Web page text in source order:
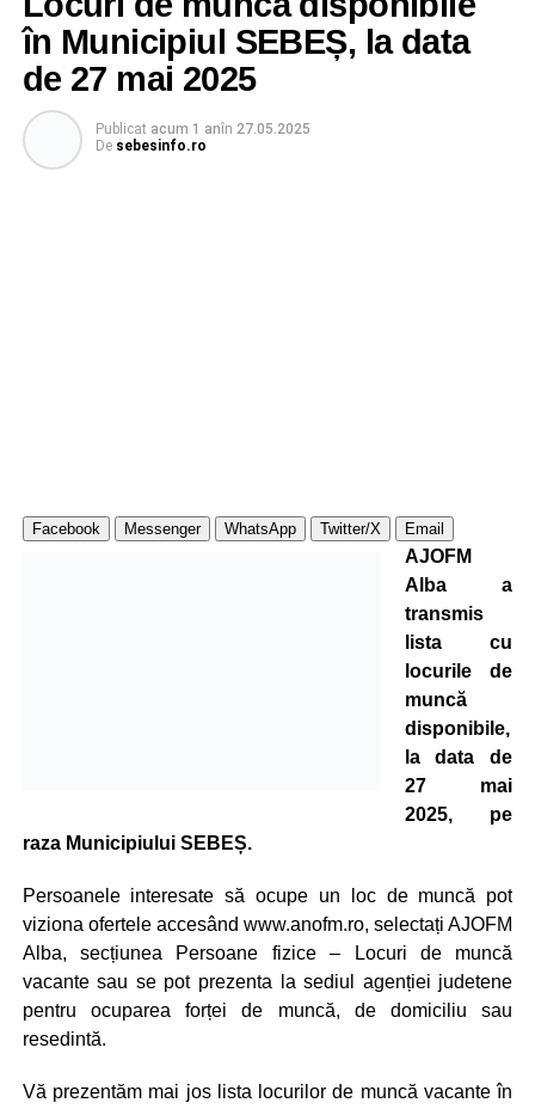
în Municipiul SEBEȘ, la data
de 27 mai 2025
Publicat acum 1 anîn 27.05.2025
De sebesinfo.ro
Facebook Messenger WhatsApp Twitter/X Email
AJOFM
Alba a
transmis
lista cu
locurile de
muncă
disponibile,
la data de
27 mai
2025, pe
raza Municipiului SEBEȘ.
Persoanele interesate să ocupe un loc de muncă pot
viziona ofertele accesând www.anofm.ro, selectați AJOFM
Alba, secțiunea Persoane fizice – Locuri de muncă
vacante sau se pot prezenta la sediul agenției judetene
pentru ocuparea forței de muncă, de domiciliu sau
resedintă.
Vă prezentăm mai jos lista locurilor de muncă vacante în